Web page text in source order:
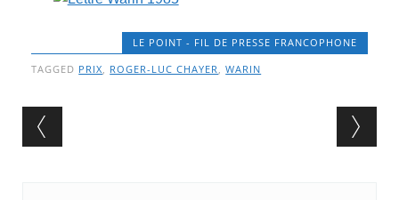
LE POINT - FIL DE PRESSE FRANCOPHONE
TAGGED PRIX, ROGER-LUC CHAYER,WARIN
Post navigation